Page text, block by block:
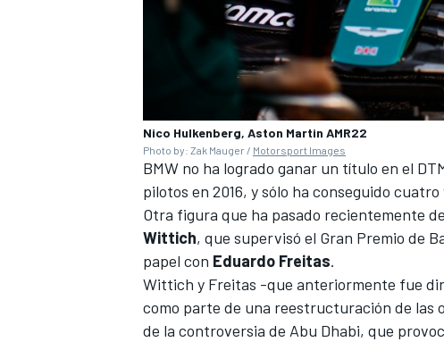
MÁS CATEGORÍAS
Nico Hulkenberg, Aston Martin AMR22
Photo by: Zak Mauger / Motorsport Images
BMW no ha logrado ganar un título en el
pilotos en 2016, y sólo ha conseguido
Otra figura que ha pasado recientemente
Wittich, que supervisó el Gran Premio de
papel con Eduardo Freitas.
Wittich y Freitas -que anteriormente fue
como parte de una reestructuración de las
de la controversia de Abu Dhabi, que